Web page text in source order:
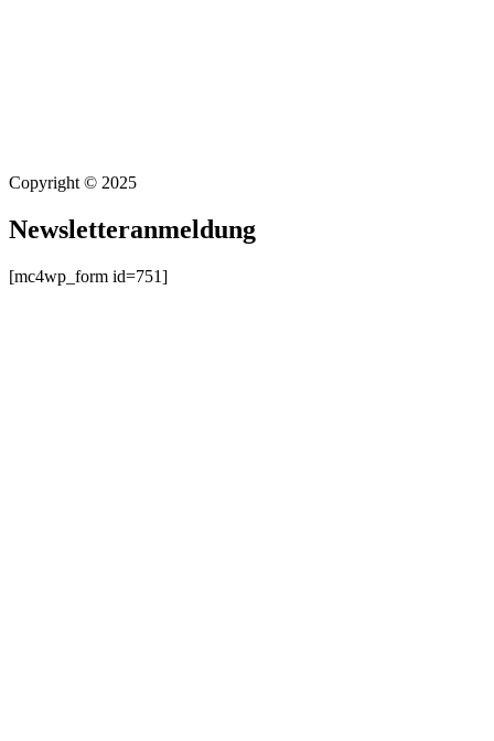
Copyright © 2025
Newsletteranmeldung
[mc4wp_form id=751]